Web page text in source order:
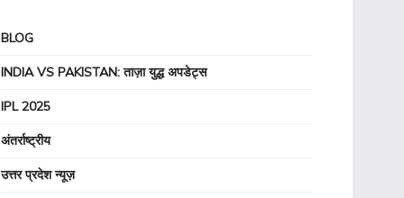
BLOG
INDIA VS PAKISTAN: ताज़ा युद्ध अपडेट्स
IPL 2025
अंतर्राष्ट्रीय
उत्तर प्रदेश न्यूज़